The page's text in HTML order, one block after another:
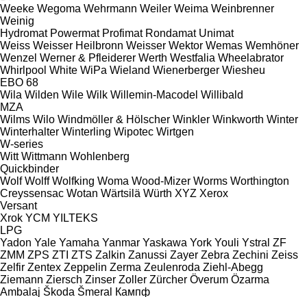
Weeke Wegoma Wehrmann Weiler Weima Weinbrenner
Weinig
Hydromat Powermat Profimat Rondamat Unimat
Weiss Weisser Heilbronn Weisser Wektor Wemas Wemhöner
Wenzel Werner & Pfleiderer Werth Westfalia Wheelabrator
Whirlpool White WiPa Wieland Wienerberger Wiesheu
EBO 68
Wila Wilden Wile Wilk Willemin-Macodel Willibald
MZA
Wilms Wilo Windmöller & Hölscher Winkler Winkworth Winter
Winterhalter Winterling Wipotec Wirtgen
W-series
Witt Wittmann Wohlenberg
Quickbinder
Wolf Wolff Wolfking Woma Wood-Mizer Worms Worthington
Creyssensac Wotan Wärtsilä Würth XYZ Xerox
Versant
Xrok YCM YILTEKS
LPG
Yadon Yale Yamaha Yanmar Yaskawa York Youli Ystral ZF
ZMM ZPS ZTI ZTS Zalkin Zanussi Zayer Zebra Zechini Zeiss
Zelfir Zentex Zeppelin Zerma Zeulenroda Ziehl-Abegg
Ziemann Ziersch Zinser Zoller Zürcher Överum Özarma
Ambalaj Škoda Šmeral Кампф